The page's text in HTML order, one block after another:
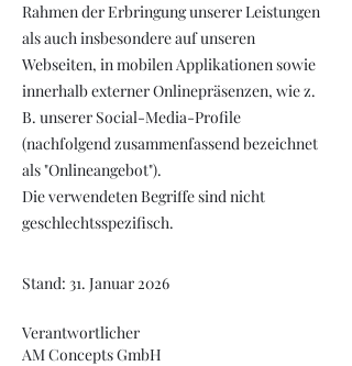
Rahmen der Erbringung unserer Leistungen
als auch insbesondere auf unseren
Webseiten, in mobilen Applikationen sowie
innerhalb externer Onlinepräsenzen, wie z.
B. unserer Social-Media-Profile
(nachfolgend zusammenfassend bezeichnet
als "Onlineangebot").
Die verwendeten Begriffe sind nicht
geschlechtsspezifisch.
Stand: 31. Januar 2026
Verantwortlicher
AM Concepts GmbH